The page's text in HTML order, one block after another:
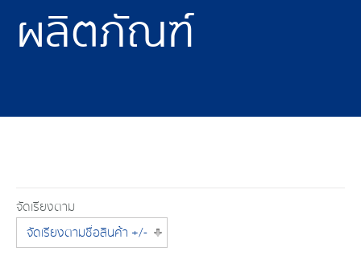
ผลิตภัณฑ์
จัดเรียงตาม
จัดเรียงตามชื่อสินค้า +/-